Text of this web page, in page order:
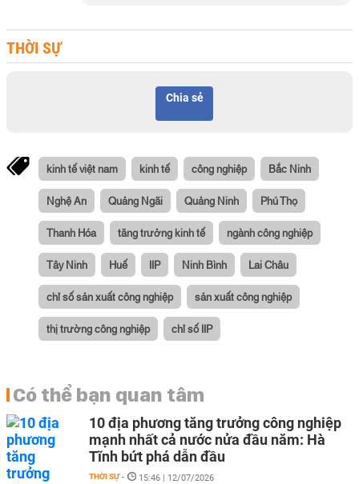
THỜI SỰ
Chia sẻ
kinh tế việt nam kinh tế công nghiệp Bắc Ninh
Nghệ An Quảng Ngãi Quảng Ninh Phú Thọ
Thanh Hóa tăng trưởng kinh tế ngành công nghiệp
Tây Ninh Huế IIP Ninh Bình Lai Châu
chỉ số sản xuất công nghiệp sản xuất công nghiệp
thị trường công nghiệp chỉ số IIP
Có thể bạn quan tâm
10 địa phương tăng trưởng công nghiệp
mạnh nhất cả nước nửa đầu năm: Hà
Tĩnh bứt phá dẫn đầu
THỜI SỰ - 15:46 | 12/07/2026